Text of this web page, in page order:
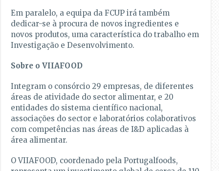
Em paralelo, a equipa da FCUP irá também
dedicar-se à procura de novos ingredientes e
novos produtos, uma característica do trabalho em
Investigação e Desenvolvimento.
Sobre o VIIAFOOD
Integram o consórcio 29 empresas, de diferentes
áreas de atividade do sector alimentar, e 20
entidades do sistema científico nacional,
associações do sector e laboratórios colaborativos
com competências nas áreas de I&D aplicadas à
área alimentar.
O VIIAFOOD, coordenado pela Portugalfoods,